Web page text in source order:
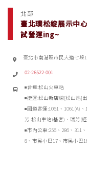
北部
臺北璞松綻展示中
試營運ing~
臺北市南港區市民大道七段
02-26522-001
◾台鐵:松山火車站
◾捷運:松山新店線[松山站]
◾國道客運:1061、1061(A)
芳-松山車站(基客)、瑞芳(
◾市內公車:256、286、311
8、市民小巴17、市民小巴